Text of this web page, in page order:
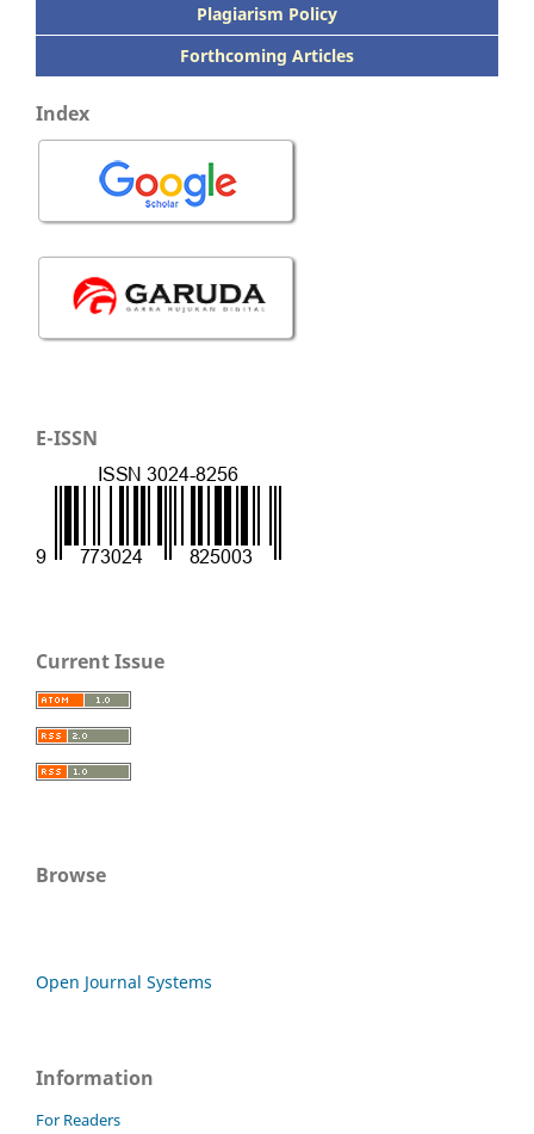
Plagiarism Policy
Forthcoming Articles
Index
E-ISSN
Current Issue
Browse
Open Journal Systems
Information
For Readers